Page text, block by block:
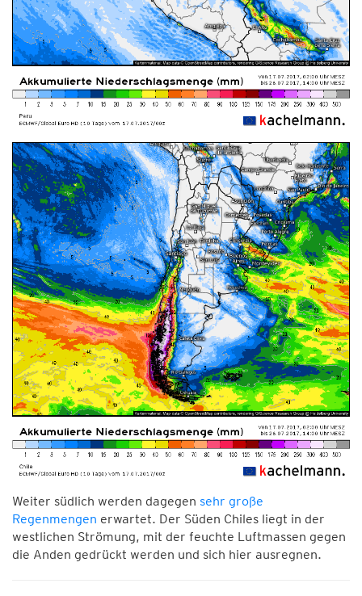
Weiter südlich werden dagegen sehr große
Regenmengen erwartet. Der Süden Chiles liegt in der
westlichen Strömung, mit der feuchte Luftmassen gegen
die Anden gedrückt werden und sich hier ausregnen.